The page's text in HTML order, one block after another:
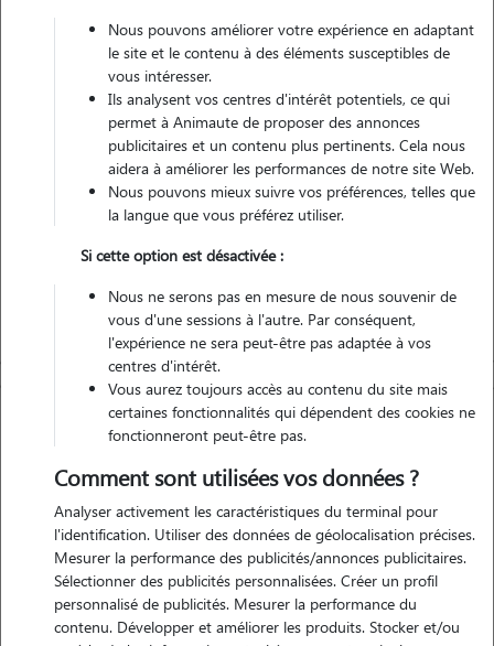
Non véhiculé
Contacter
L'envoi d'une demande est sans engagement
Motivation
je m'appelle lorena et j'ai 21 ans. je suis depuis petite la meilleure
Nous pouvons améliorer votre expérience en adaptant
le site et le contenu à des éléments susceptibles de
vous intéresser.
Ils analysent vos centres d'intérêt potentiels, ce qui
permet à Animaute de proposer des annonces
publicitaires et un contenu plus pertinents. Cela nous
aidera à améliorer les performances de notre site Web.
Nous pouvons mieux suivre vos préférences, telles que
la langue que vous préférez utiliser.
Si cette option est désactivée :
Nous ne serons pas en mesure de nous souvenir de
vous d'une sessions à l'autre. Par conséquent,
l'expérience ne sera peut-être pas adaptée à vos
centres d'intérêt.
Vous aurez toujours accès au contenu du site mais
certaines fonctionnalités qui dépendent des cookies ne
fonctionneront peut-être pas.
Comment sont utilisées vos données ?
Analyser activement les caractéristiques du terminal pour
l'identification. Utiliser des données de géolocalisation précises.
Mesurer la performance des publicités/annonces publicitaires.
Sélectionner des publicités personnalisées. Créer un profil
personnalisé de publicités. Mesurer la performance du
contenu. Développer et améliorer les produits. Stocker et/ou